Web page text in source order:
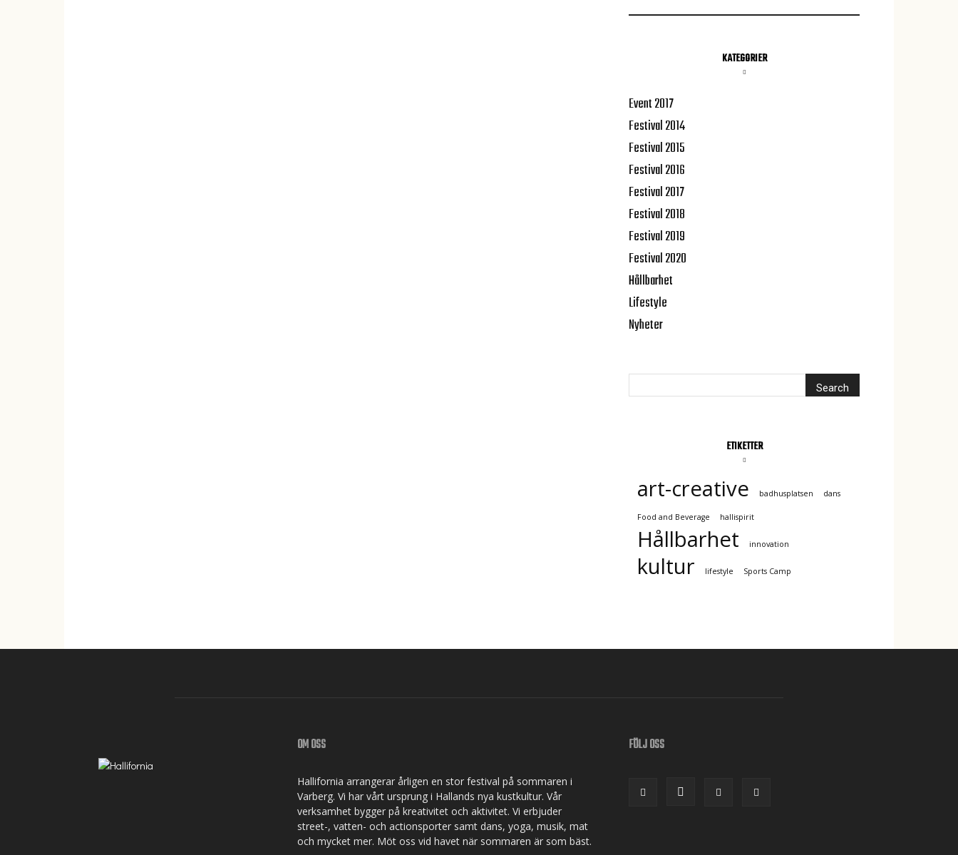
KATEGORIER
Event 2017
Festival 2014
Festival 2015
Festival 2016
Festival 2017
Festival 2018
Festival 2019
Festival 2020
Hållbarhet
Lifestyle
Nyheter
ETIKETTER
art-creative badhusplatsen dans
Food and Beverage hallispirit
Hållbarhet innovation
kultur lifestyle Sports Camp
OM OSS
Hallifornia arrangerar årligen en stor festival på sommaren i
Varberg. Vi har vårt ursprung i Hallands nya kustkultur. Vår
verksamhet bygger på kreativitet och aktivitet. Vi erbjuder
street-, vatten- och actionsporter samt dans, yoga, musik, mat
och mycket mer. Möt oss vid havet när sommaren är som bäst.
FÖLJ OSS